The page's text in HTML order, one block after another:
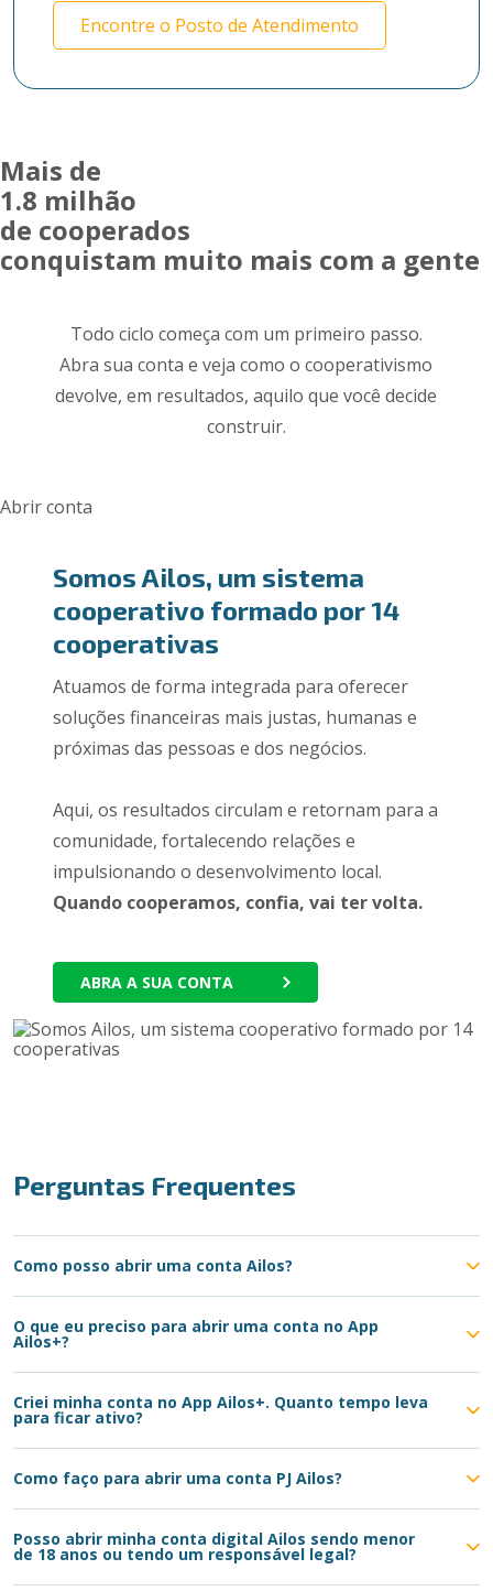
Encontre o Posto de Atendimento
Mais de
1.8 milhão
de cooperados
conquistam muito mais com a gente
Todo ciclo começa com um primeiro passo.
Abra sua conta e veja como o cooperativismo
devolve, em resultados, aquilo que você decide
construir.
Abrir conta
Somos Ailos, um sistema
cooperativo formado por 14
cooperativas
Atuamos de forma integrada para oferecer
soluções financeiras mais justas, humanas e
próximas das pessoas e dos negócios.
Aqui, os resultados circulam e retornam para a
comunidade, fortalecendo relações e
impulsionando o desenvolvimento local.
Quando cooperamos, confia, vai ter volta.
ABRA A SUA CONTA
Perguntas Frequentes
Como posso abrir uma conta Ailos?
O que eu preciso para abrir uma conta no App
Ailos+?
Criei minha conta no App Ailos+. Quanto tempo leva
para ficar ativo?
Como faço para abrir uma conta PJ Ailos?
Posso abrir minha conta digital Ailos sendo menor
de 18 anos ou tendo um responsável legal?